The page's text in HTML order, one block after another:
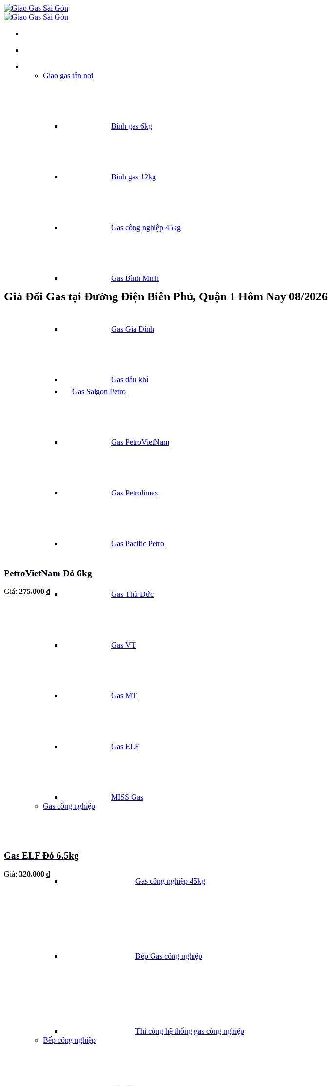
Giao gas tận nơi
Bình gas 6kg
Bình gas 12kg
Gas công nghiệp 45kg
Gas Bình Minh
Gas Gia Đình
Gas dầu khí
Gas Saigon Petro
Gas PetroVietNam
Gas Petrolimex
Gas Pacific Petro
Gas Thủ Đức
Gas VT
Gas MT
Gas ELF
MISS Gas
Gas công nghiệp
Gas công nghiệp 45kg
Bếp Gas công nghiệp
Thi công hệ thống gas công nghiệp
Bếp công nghiệp
Giá Đổi Gas tại Đường Điện Biên Phủ, Quận 1 Hôm Nay 08/2026
PetroVietNam Đỏ 6kg
Giá: 275.000 ₫
Gas ELF Đỏ 6.5kg
Giá: 320.000 ₫